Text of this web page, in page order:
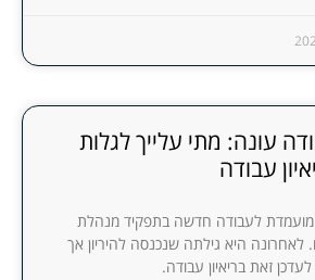
עונה: מתי עלייך לגלות
עבודה
לעבודה חדשה בתפקיד מנהלת
היא גילתה שנכנסה להיריון אך
זאת בריאיון עבודה.